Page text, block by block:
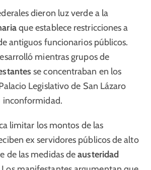
dieron luz verde a la
que establece restricciones a
antiguos funcionarios públicos.
mientras grupos de
se concentraban en los
Legislativo de San Lázaro
inconformidad.
limitar los montos de las
ex servidores públicos de alto
de las medidas deausteridad